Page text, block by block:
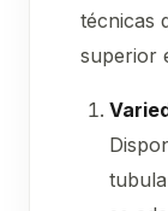
técnicas
superior